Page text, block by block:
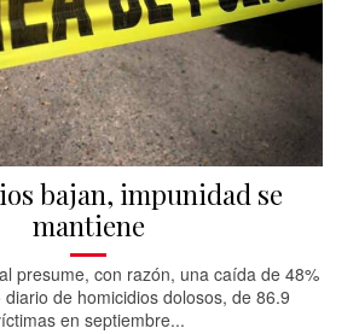
bajan, impunidad se
mantiene
presume, con razón, una caída de 48%
de homicidios dolosos, de 86.9
en septiembre...